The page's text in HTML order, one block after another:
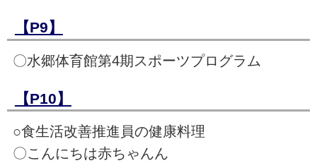
【P9】
〇水郷体育館第4期スポーツプログラム
【P10】
○食生活改善推進員の健康料理
〇こんにちは赤ちゃんん